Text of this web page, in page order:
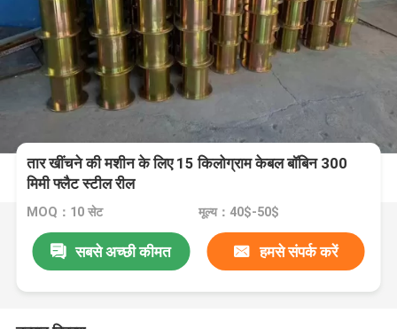
तार खींचने की मशीन के लिए 15 किलोग्राम केबल बॉबिन 300
मिमी फ्लैट स्टील रील
MOQ：10 सेट मूल्य：40$-50$
सबसे अच्छी कीमत हमसे संपर्क करें